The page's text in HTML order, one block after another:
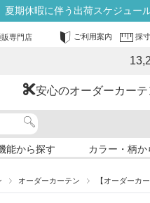
夏期休暇に伴う出荷スケジュー
専門店 ご利用案内 採
安心のオーダーカーテ
能から探す カラー・柄か
オーダーカーテン 【オーダーカ